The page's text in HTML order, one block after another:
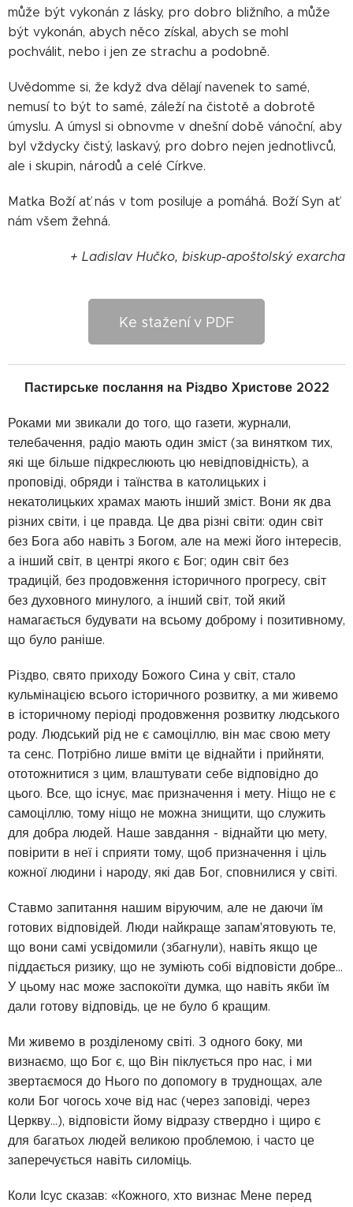
může být vykonán z lásky, pro dobro bližního, a může
být vykonán, abych něco získal, abych se mohl
pochválit, nebo i jen ze strachu a podobně.
Uvědomme si, že když dva dělají navenek to samé,
nemusí to být to samé, záleží na čistotě a dobrotě
úmyslu. A úmysl si obnovme v dnešní době vánoční, aby
byl vždycky čistý, laskavý, pro dobro nejen jednotlivců,
ale i skupin, národů a celé Církve.
Matka Boží ať nás v tom posiluje a pomáhá. Boží Syn ať
nám všem žehná.
+ Ladislav Hučko, biskup-apoštolský exarcha
Ke stažení v PDF
Пастирське послання на Різдво Христове 2022
Роками ми звикали до того, що газети, журнали,
телебачення, радіо мають один зміст (за винятком тих,
які ще більше підкреслюють цю невідповідність), а
проповіді, обряди і таїнства в католицьких і
некатолицьких храмах мають інший зміст. Вони як два
різних світи, і це правда. Це два різні світи: один світ
без Бога або навіть з Богом, але на межі його інтересів,
а інший світ, в центрі якого є Бог; один світ без
традицій, без продовження історичного прогресу, світ
без духовного минулого, а інший світ, той який
намагається будувати на всьому доброму і позитивному,
що було раніше.
Різдво, свято приходу Божого Сина у світ, стало
кульмінацією всього історичного розвитку, а ми живемо
в історичному періоді продовження розвитку людського
роду. Людський рід не є самоціллю, він має свою мету
та сенс. Потрібно лише вміти це віднайти і прийняти,
ототожнитися з цим, влаштувати себе відповідно до
цього. Все, що існує, має призначення і мету. Ніщо не є
самоціллю, тому ніщо не можна знищити, що служить
для добра людей. Наше завдання - віднайти цю мету,
повірити в неї і сприяти тому, щоб призначення і ціль
кожної людини і народу, які дав Бог, сповнилися у світі.
Ставмо запитання нашим віруючим, але не даючи їм
готових відповідей. Люди найкраще запам'ятовують те,
що вони самі усвідомили (збагнули), навіть якщо це
піддається ризику, що не зуміють собі відповісти добре...
У цьому нас може заспокоїти думка, що навіть якби їм
дали готову відповідь, це не було б кращим.
Ми живемо в розділеному світі. З одного боку, ми
визнаємо, що Бог є, що Він піклується про нас, і ми
звертаємося до Нього по допомогу в труднощах, але
коли Бог чогось хоче від нас (через заповіді, через
Церкву...), відповісти йому відразу ствердно і щиро є
для багатьох людей великою проблемою, і часто це
заперечується навіть силоміць.
Коли Ісус сказав: «Кожного, хто визнає Мене перед